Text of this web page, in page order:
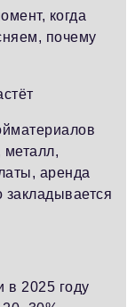
когда
почему
аренда
закладывается
в 2025 году